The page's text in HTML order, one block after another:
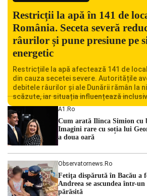
Restricții la apă în 141 de
România. Seceta severă
râurilor și pune presiune pe
energetic
Restricțiile la apă afectează 141 de
din cauza secetei severe. Autoritățile
debitele râurilor și ale Dunării rămân la
scăzute, iar situația influențează
Centralei Nucleare de la Cernavodă.
cu una dintre cele mai dificile perioade
hidrologic din ultimii ani. Lipsa […]
A1.ro
Cum arată Ilinca Simion cu
Imagini rare cu soția lui
a doua oară
Observatornews.ro
Fetiţa dispărută în Bacău a
Andreea se ascundea într-
părăsită